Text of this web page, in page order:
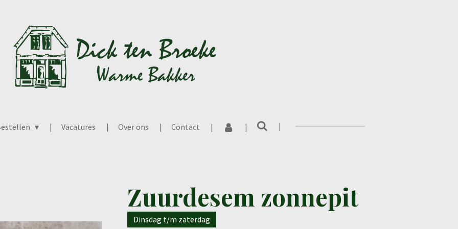
Vacatures Over ons Contact
Zuurdesem zonnepit
Dinsdag t/m zaterdag